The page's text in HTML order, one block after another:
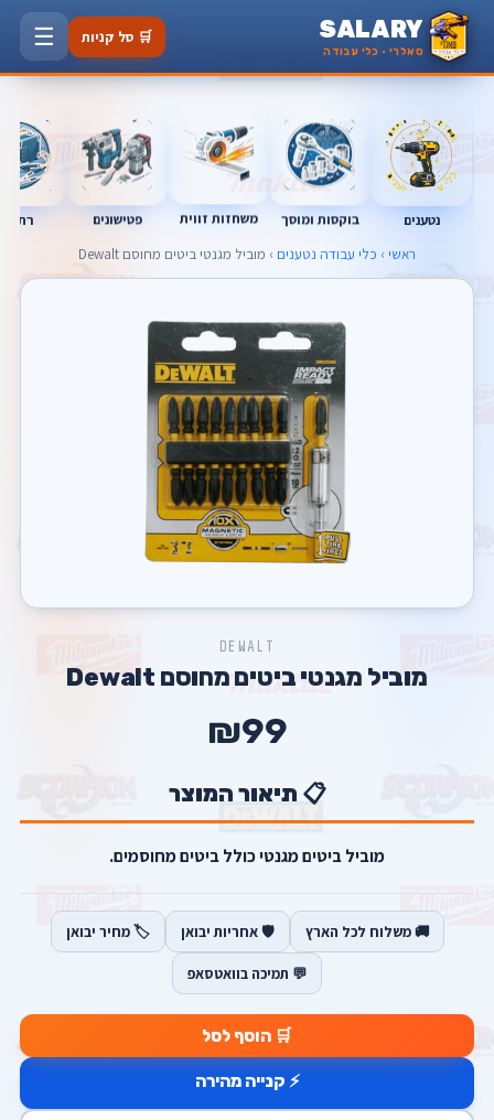
SALARY
סאלרי · כלי עבודה
🛒 סל קניות ☰
נטענים בוקסות ומוסך משחזות זווית פטישונים
ראשי › כלי עבודה נטענים › מוביל מגנטי ביטים מחוסם Dewalt
DEWALT
מוביל מגנטי ביטים מחוסם Dewalt
₪99
📋 תיאור המוצר
מוביל ביטים מגנטי כולל ביטים מחוסמים.
🚚 משלוח לכל הארץ 🛡️ אחריות יבואן 🏷️ מחיר יבואן
💬 תמיכה בוואטסאפ
🛒 הוסף לסל
⚡ קנייה מהירה